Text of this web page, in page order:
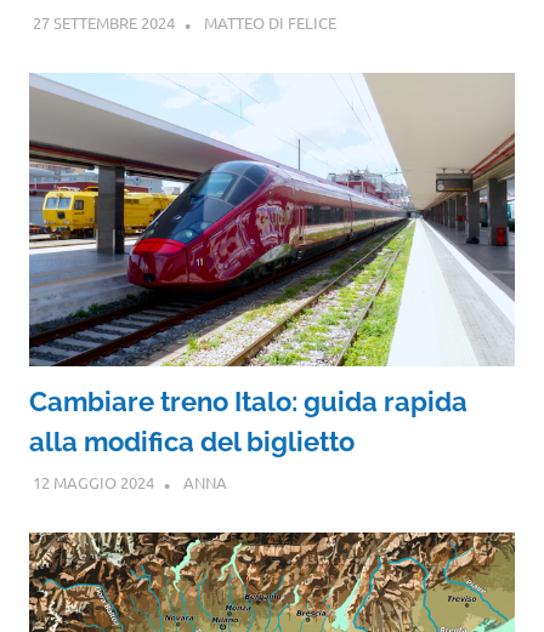
27 SETTEMBRE 2024 MATTEO DI FELICE
Cambiare treno Italo: guida rapida
alla modifica del biglietto
12 MAGGIO 2024 ANNA